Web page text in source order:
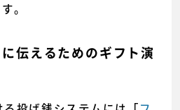
。
伝えるためのギフト演